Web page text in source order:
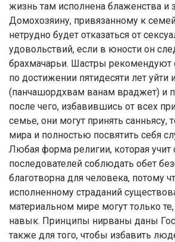
жизнь там исполнена блаженства и
Домохозяину, привязанному к
нетрудно будет отказаться от
удовольствий, если в юности он
брахмачарьи. Шастры
по достижении пятидесяти лет уйти
(панчашордхвам ванам враджет) и
после чего, избавившись от всех
семье, они могут принять санньясу,
мира и полностью посвятить себя
Любая форма религии, которая учит
последователей соблюдать обет
благотворна для человека, потому
исполненному страданий
материальном мире могут только
навык. Принципы нирваны даны
также для того, чтобы избавить